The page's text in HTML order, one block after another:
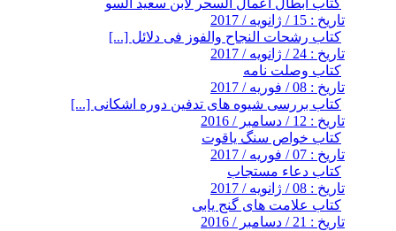
کتاب ابطال اعمال السحر لابن سعيد السو
تاریخ : 15 / ژانویه / 2017
کتاب رشحات النجاح والفوز فى دلائل [...]
تاریخ : 24 / ژانویه / 2017
کتاب وصلت نامه
تاریخ : 08 / فوریه / 2017
کتاب بررسی شیوه های تدفین دوره اشکانی [...]
تاریخ : 12 / دسامبر / 2016
کتاب خواص سنگ یاقوت
تاریخ : 07 / فوریه / 2017
کتاب دعاء مستجاب
تاریخ : 08 / ژانویه / 2017
کتاب علامت های گنج یابی
تاریخ : 21 / دسامبر / 2016